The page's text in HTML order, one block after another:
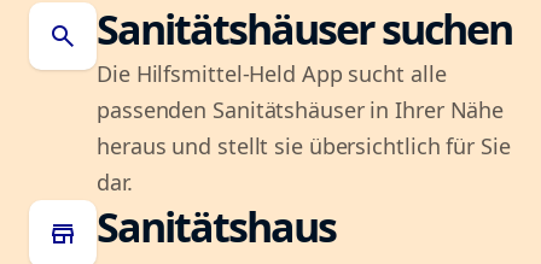
search Sanitätshäuser suchen
Die Hilfsmittel-Held App sucht alle
passenden Sanitätshäuser in Ihrer Nähe
heraus und stellt sie übersichtlich für Sie
dar.
store
Sanitätshaus